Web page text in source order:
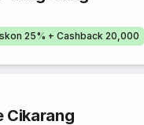
25% + Cashback 20,000
Cikarang